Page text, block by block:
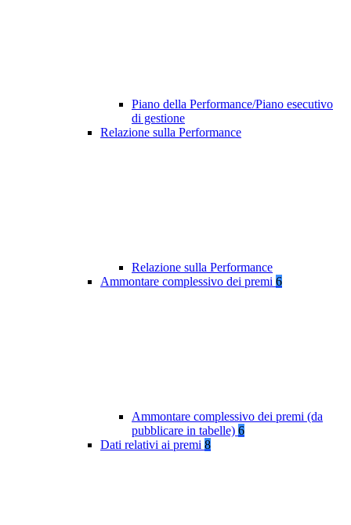
Piano della Performance/Piano esecutivo
di gestione
Relazione sulla Performance
Relazione sulla Performance
Ammontare complessivo dei premi 6
Ammontare complessivo dei premi (da
pubblicare in tabelle) 6
Dati relativi ai premi 8